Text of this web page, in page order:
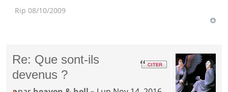
Rip 08/10/2009
Re: Que sont-ils
devenus ?